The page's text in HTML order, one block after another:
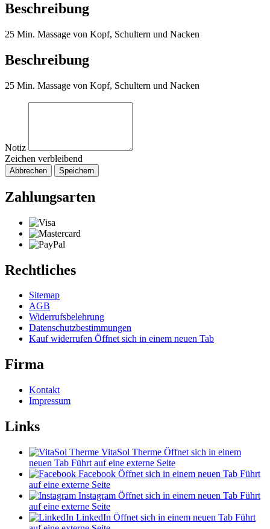
Beschreibung
25 Min. Massage von Kopf, Schultern und Nacken
Beschreibung
25 Min. Massage von Kopf, Schultern und Nacken
Notiz
Zeichen verbleibend
Abbrechen Speichern
Zahlungsarten
Rechtliches
Sitemap
AGB
Widerrufsbelehrung
Datenschutzbestimmungen
Kauf widerrufen Öffnet sich in einem neuen Tab
Firma
Kontakt
Impressum
Links
VitaSol Therme Öffnet sich in einem
neuen Tab Führt auf eine externe Seite
Facebook Öffnet sich in einem neuen Tab Führt
auf eine externe Seite
Instagram Öffnet sich in einem neuen Tab Führt
auf eine externe Seite
LinkedIn Öffnet sich in einem neuen Tab Führt